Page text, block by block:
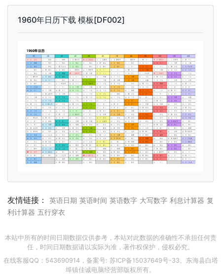
1960年日历下载 模板[DF002]
友情链接： 英语日期 英语时间 英语数字 大写数字 利息计算器 复
利计算器 五行穿衣
本站中所有的时间日期数据仅供参考，本站对此数据的准确性不承担任何责
任，时间日期数据请以实际为准，著作权保护，侵权必究。
在线客服QQ：543690914，备案号: 苏ICP备15037649号-33。东海县白塔
埠镇佳诚电脑经营部版权所有。